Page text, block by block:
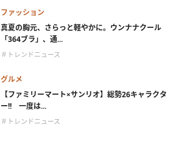
ファッション
真夏の胸元、さらっと軽やかに。ウンナナクール
「364ブラ」、通...
＃トレンドニュース
グルメ
【ファミリーマート×サンリオ】総勢26キャラクタ
ー!! 一度は...
＃トレンドニュース